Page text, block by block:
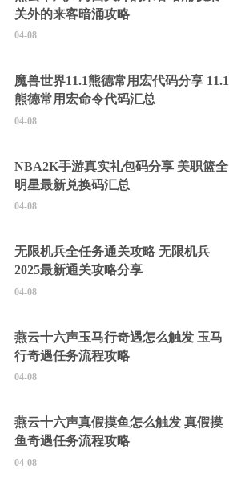
关外的来客暗涌攻略
04-08
魔兽世界11.1熊德常用宏代码分享 11.1
熊德常用宏命令代码汇总
04-08
NBA2K手游真实礼包码分享 美职篮全
明星最新兑换码汇总
04-08
无限机兵全任务通关攻略 无限机兵
2025最新通关攻略分享
04-08
燕云十六声玉马行奇遇怎么触发 玉马
行奇遇任务流程攻略
04-08
燕云十六声真假摸鱼怎么触发 真假摸
鱼奇遇任务流程攻略
04-08